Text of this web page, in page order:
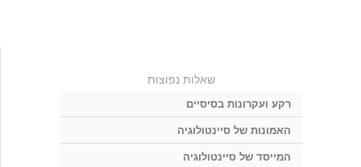
שאלות נפוצות
רקע ועקרונות בסיסיים
האמונות של סיינטולוגיה
המייסד של סיינטולוגיה